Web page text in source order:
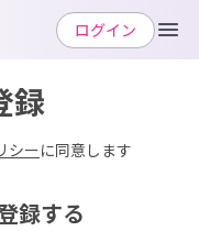
録
シーに同意します
録する
ログイン